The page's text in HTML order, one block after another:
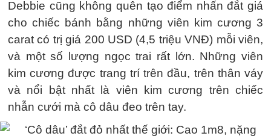
Debbie cũng không quên tạo điểm nhấn đắt giá
cho chiếc bánh bằng những viên kim cương 3
carat có trị giá 200 USD (4,5 triệu VNĐ) mỗi viên,
và một số lượng ngọc trai rất lớn. Những viên
kim cương được trang trí trên đầu, trên thân váy
và nổi bật nhất là viên kim cương trên chiếc
nhẫn cưới mà cô dâu đeo trên tay.